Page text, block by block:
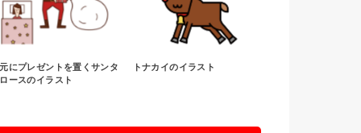
にプレゼントを置くサンタ
ースのイラスト
トナカイのイラスト